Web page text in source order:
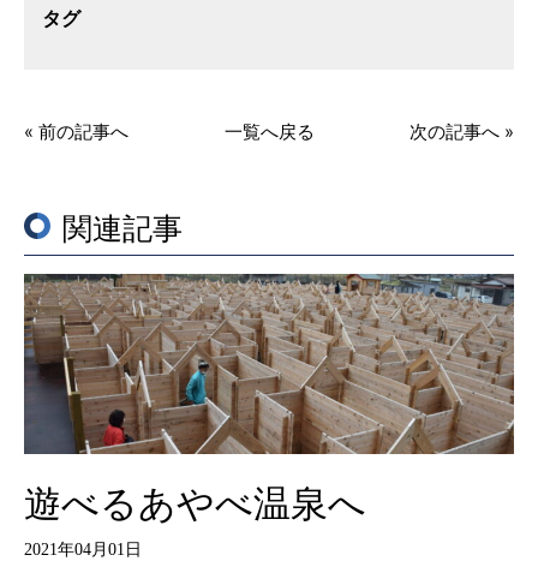
タグ
« 前の記事へ 一覧へ戻る 次の記事へ »
関連記事
遊べるあやべ温泉へ
2021年04月01日